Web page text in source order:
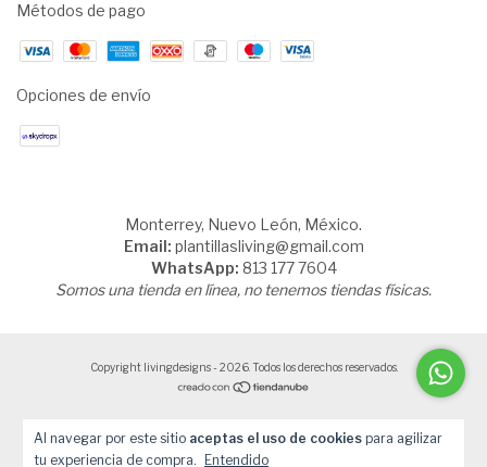
Al navegar por este sitio aceptas el uso de cookies para agilizar
tu experiencia de compra.
Entendido
Métodos de pago
Opciones de envío
Monterrey, Nuevo León, México.
Email: plantillasliving@gmail.com
WhatsApp: 813 177 7604
Somos una tienda en línea, no tenemos tiendas físicas.
Copyright livingdesigns - 2026. Todos los derechos reservados.